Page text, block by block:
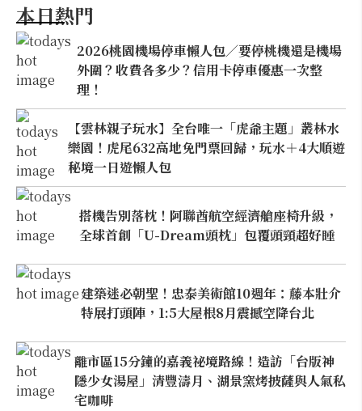
本日熱門
2026桃園機場停車懶人包／要停桃機還是機場
外圍？收費各多少？信用卡停車優惠一次整
理！
【雲林親子玩水】全台唯一「虎爺主題」叢林水
樂園！虎尾632高地免門票回歸，玩水＋4大順遊
秘境一日遊懶人包
搭機告別落枕！阿聯酋航空經濟艙座椅升級，
全球首創「U-Dream頭枕」包覆頭頸超好睡
建築迷必朝聖！忠泰美術館10週年：藤本壯介
特展打頭陣，1:5大屋根8月震撼空降台北
離市區15分鐘的嘉義祕境路線！造訪「台版神
隱少女湯屋」清豐濤月、湖景窯烤披薩與人氣私
宅咖啡